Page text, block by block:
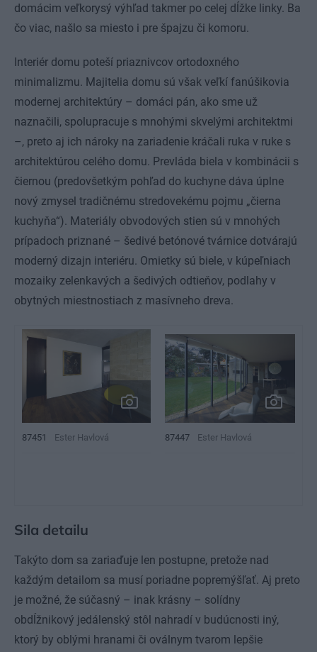
domácim veľkorysý výhľad takmer po celej dĺžke linky. Ba
čo viac, našlo sa miesto i pre špajzu či komoru.
Interiér domu poteší priaznivcov ortodoxného
minimalizmu. Majitelia domu sú však veľkí fanúšikovia
modernej architektúry – domáci pán, ako sme už
naznačili, spolupracuje s mnohými skvelými architektmi
–, preto aj ich nároky na zariadenie kráčali ruka v ruke s
architektúrou celého domu. Prevláda biela v kombinácii s
čiernou (predovšetkým pohľad do kuchyne dáva úplne
nový zmysel tradičnému stredovekému pojmu „čierna
kuchyňa“). Materiály obvodových stien sú v mnohých
prípadoch priznané – šedivé betónové tvárnice dotvárajú
moderný dizajn interiéru. Omietky sú biele, v kúpeľniach
mozaiky zelenkavých a šedivých odtieňov, podlahy v
obytných miestnostiach z masívneho dreva.
87451 Ester Havlová 87447 Ester Havlová
Sila detailu
Takýto dom sa zariaďuje len postupne, pretože nad
každým detailom sa musí poriadne popremýšľať. Aj preto
je možné, že súčasný – inak krásny – solídny
obdĺžnikový jedálenský stôl nahradí v budúcnosti iný,
ktorý by oblými hranami či oválnym tvarom lepšie